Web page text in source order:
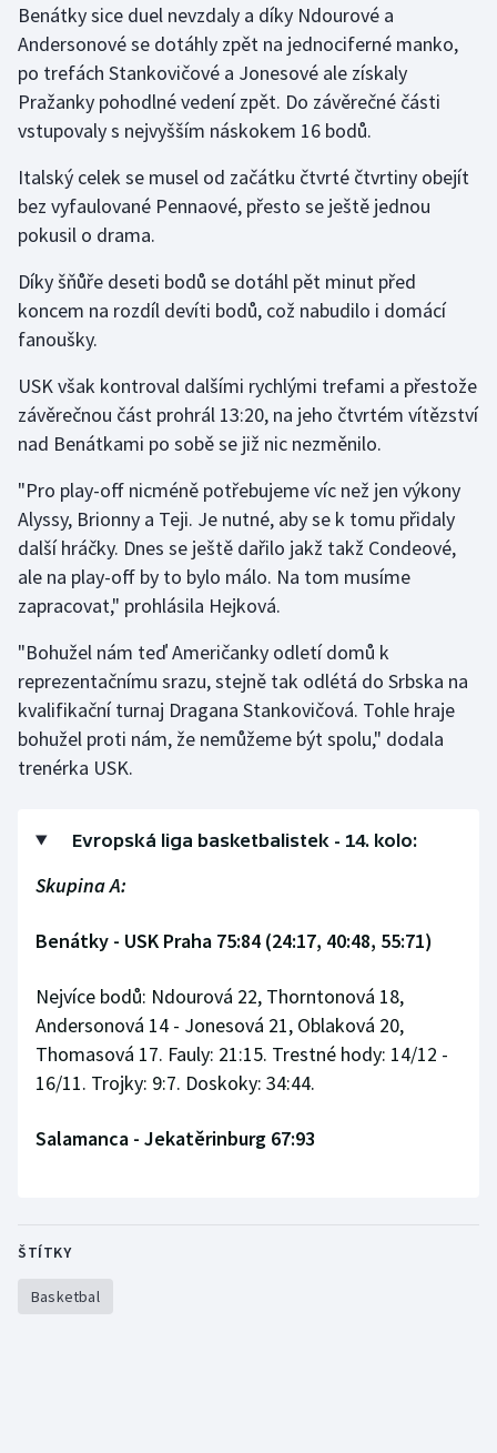
Benátky sice duel nevzdaly a díky Ndourové a
Andersonové se dotáhly zpět na jednociferné manko,
po trefách Stankovičové a Jonesové ale získaly
Pražanky pohodlné vedení zpět. Do závěrečné části
vstupovaly s nejvyšším náskokem 16 bodů.
Italský celek se musel od začátku čtvrté čtvrtiny obejít
bez vyfaulované Pennaové, přesto se ještě jednou
pokusil o drama.
Díky šňůře deseti bodů se dotáhl pět minut před
koncem na rozdíl devíti bodů, což nabudilo i domácí
fanoušky.
USK však kontroval dalšími rychlými trefami a přestože
závěrečnou část prohrál 13:20, na jeho čtvrtém vítězství
nad Benátkami po sobě se již nic nezměnilo.
"Pro play-off nicméně potřebujeme víc než jen výkony
Alyssy, Brionny a Teji. Je nutné, aby se k tomu přidaly
další hráčky. Dnes se ještě dařilo jakž takž Condeové,
ale na play-off by to bylo málo. Na tom musíme
zapracovat," prohlásila Hejková.
"Bohužel nám teď Američanky odletí domů k
reprezentačnímu srazu, stejně tak odlétá do Srbska na
kvalifikační turnaj Dragana Stankovičová. Tohle hraje
bohužel proti nám, že nemůžeme být spolu," dodala
trenérka USK.
Evropská liga basketbalistek - 14. kolo:
Skupina A:
Benátky - USK Praha 75:84 (24:17, 40:48, 55:71)
Nejvíce bodů: Ndourová 22, Thorntonová 18,
Andersonová 14 - Jonesová 21, Oblaková 20,
Thomasová 17. Fauly: 21:15. Trestné hody: 14/12 -
16/11. Trojky: 9:7. Doskoky: 34:44.
Salamanca - Jekatěrinburg 67:93
ŠTÍTKY
Basketbal